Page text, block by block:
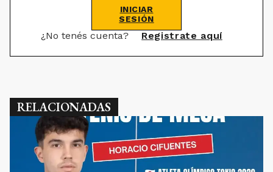
INICIAR
SESIÓN
¿No tenés cuenta? Registrate aquí
RELACIONADAS